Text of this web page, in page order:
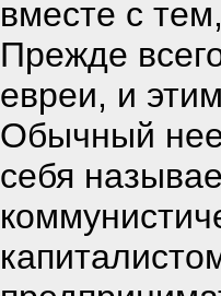
вместе с
Прежде
евреи, и
Обычный
себя